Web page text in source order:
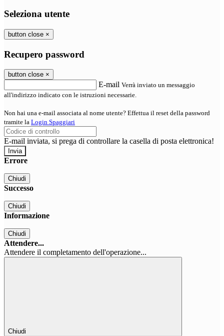
Seleziona utente
button close ×
Recupero password
button close ×
E-mail Verrà inviato un messaggio
all'indirizzo indicato con le istruzioni necessarie.
Non hai una e-mail associata al nome utente? Effettua il reset della password
tramite la Login Spaggiari
E-mail inviata, si prega di controllare la casella di posta elettronica!
Errore
Chiudi
Successo
Chiudi
Informazione
Chiudi
Attendere...
Attendere il completamento dell'operazione...
Chiudi